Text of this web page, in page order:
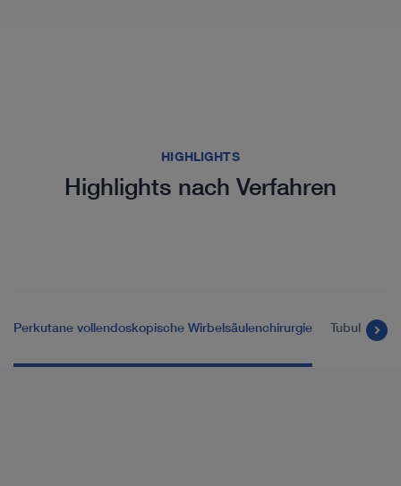
HIGHLIGHTS
Highlights nach Verfahren
Perkutane vollendoskopische Wirbelsäulenchirurgie Tubuläre